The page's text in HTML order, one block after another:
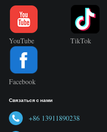
YouTube TikTok
Facebook
Связаться с нами
+86 13911890238